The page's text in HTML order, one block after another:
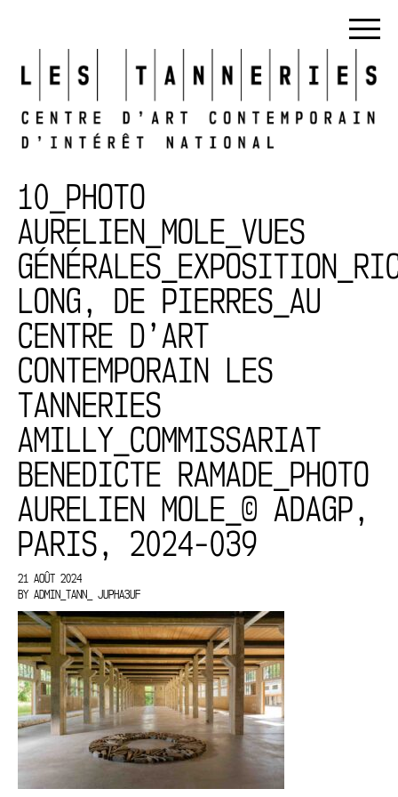
10_PHOTO
AURELIEN_MOLE_VUES
LONG, DE PIERRES_AU
CENTRE D’ART
CONTEMPORAIN LES
TANNERIES
AMILLY_COMMISSARIAT
BENEDICTE RAMADE_PHOTO
AURELIEN MOLE_© ADAGP,
PARIS, 2024-039
21 AOÛT 2024
BY ADMIN_TANN_ JUPHA3UF